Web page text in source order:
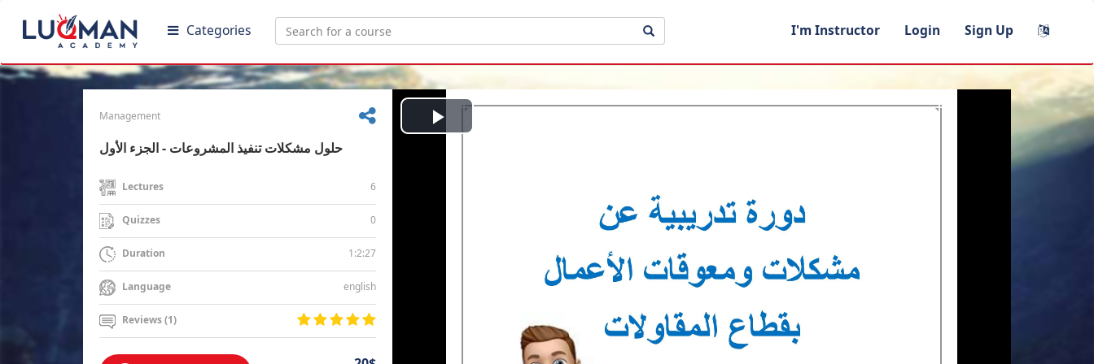
Categories I'm Instructor Login Sign Up
Management
حلول مشكلات تنفيذ المشروعات - الجزء الأول
Lectures 6
Quizzes 0
Duration 1:2:27
Language english
Reviews (1)
Play